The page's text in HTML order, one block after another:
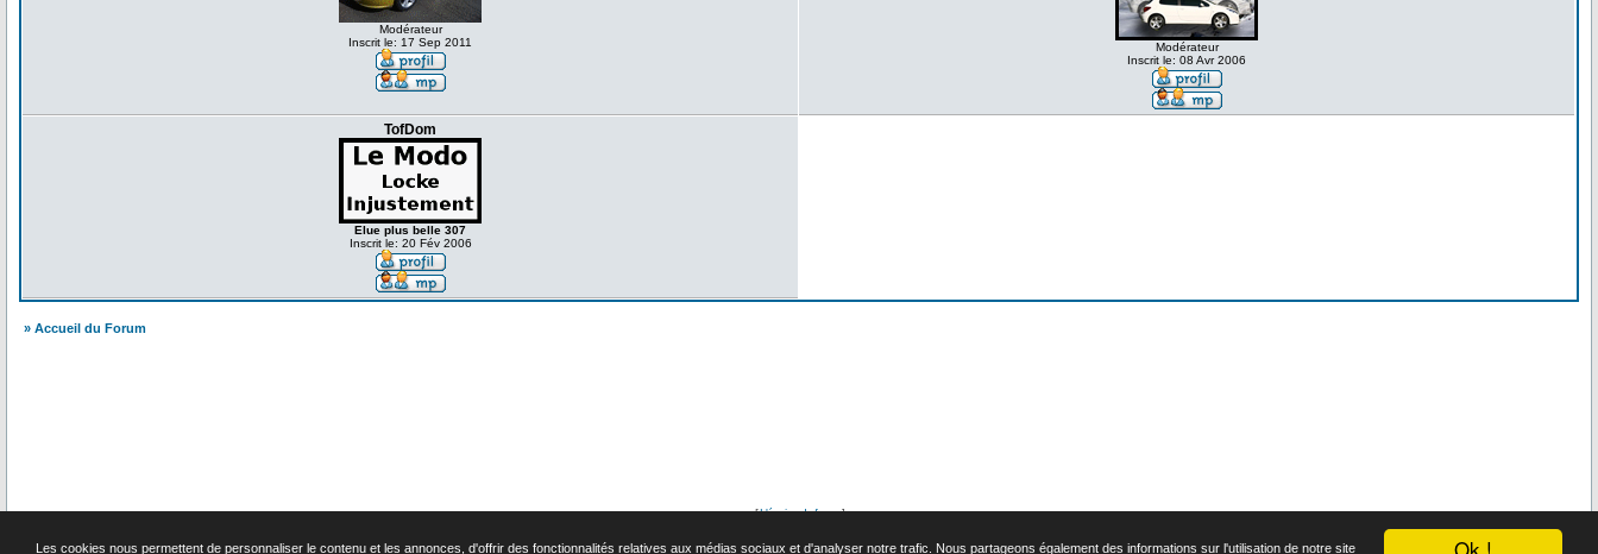
Ok !
Les cookies nous permettent de personnaliser le contenu et les annonces, d'offrir des fonctionnalités relatives aux médias sociaux et d'analyser notre trafic. Nous partageons également des informations sur l'utilisation de notre site
Modérateur
Inscrit le: 17 Sep 2011
Modérateur
Inscrit le: 08 Avr 2006
TofDom
Elue plus belle 307
Inscrit le: 20 Fév 2006
» Accueil du Forum
[L'équipe du forum]